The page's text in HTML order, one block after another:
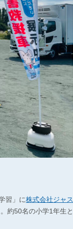
習」に株式会社ジャス
約50名の小学1年生と